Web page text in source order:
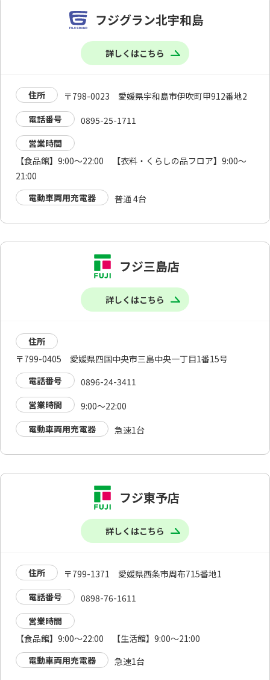
フジグラン北宇和島
詳しくはこちら
住所
〒798-0023 愛媛県宇和島市伊吹町甲912番地2
電話番号
0895-25-1711
営業時間
【食品館】9:00～22:00 【衣料・くらしの品フロア】9:00～
21:00
電動車両用充電器
普通 4台
フジ三島店
詳しくはこちら
住所
〒799-0405 愛媛県四国中央市三島中央一丁目1番15号
電話番号
0896-24-3411
営業時間
9:00～22:00
電動車両用充電器
急速1台
フジ東予店
詳しくはこちら
住所
〒799-1371 愛媛県西条市周布715番地1
電話番号
0898-76-1611
営業時間
【食品館】9:00～22:00 【生活館】9:00～21:00
電動車両用充電器
急速1台